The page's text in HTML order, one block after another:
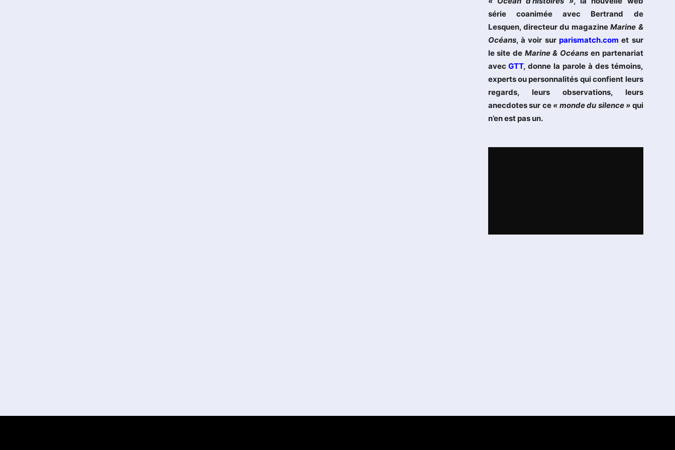
série coanimée avec Bertrand de
Lesquen, directeur du magazineMarine &
Océans, à voir sur parismatch.com et sur
le site de Marine & Océans en partenariat
avecGTT, donne la parole à des témoins,
experts ou personnalités qui confient leurs
regards, leurs observations, leurs
anecdotes sur ce « monde du silence » qui
n’en est pas un.